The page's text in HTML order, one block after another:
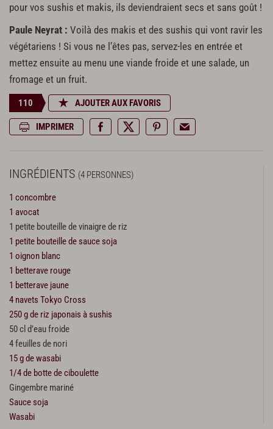
pour vos sushis et makis, ils deviendraient secs et sans goût !
Paule Neyrat : Voilà des makis et des sushis qui vont ravir les
végétariens ! Si vous ne l’êtes pas, servez-les en entrée et
mettez ensuite au menu une viande froide et une salade, un
fromage et un fruit.
110 AJOUTER AUX FAVORIS
IMPRIMER
INGRÉDIENTS (4 PERSONNES)
1 concombre
1 avocat
1 petite bouteille de vinaigre de riz
1 petite bouteille de sauce soja
1 oignon blanc
1 betterave rouge
1 betterave jaune
4 navets Tokyo Cross
250 g de riz japonais à sushis
50 cl d’eau froide
4 feuilles de nori
15 g de wasabi
1/4 de botte de ciboulette
Gingembre mariné
Sauce soja
Wasabi